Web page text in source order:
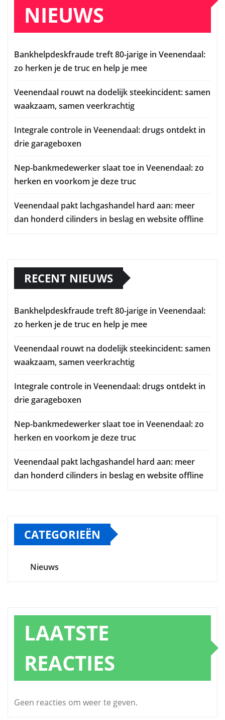
NIEUWS
Bankhelpdeskfraude treft 80-jarige in Veenendaal:
zo herken je de truc en help je mee
Veenendaal rouwt na dodelijk steekincident: samen
waakzaam, samen veerkrachtig
Integrale controle in Veenendaal: drugs ontdekt in
drie garageboxen
Nep-bankmedewerker slaat toe in Veenendaal: zo
herken en voorkom je deze truc
Veenendaal pakt lachgashandel hard aan: meer
dan honderd cilinders in beslag en website offline
RECENT NIEUWS
Bankhelpdeskfraude treft 80-jarige in Veenendaal:
zo herken je de truc en help je mee
Veenendaal rouwt na dodelijk steekincident: samen
waakzaam, samen veerkrachtig
Integrale controle in Veenendaal: drugs ontdekt in
drie garageboxen
Nep-bankmedewerker slaat toe in Veenendaal: zo
herken en voorkom je deze truc
Veenendaal pakt lachgashandel hard aan: meer
dan honderd cilinders in beslag en website offline
CATEGORIEËN
Nieuws
LAATSTE
REACTIES
Geen reacties om weer te geven.